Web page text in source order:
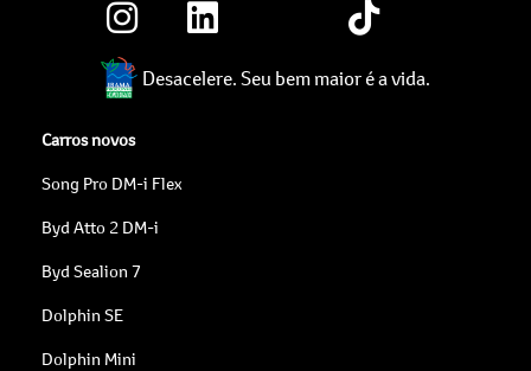
Desacelere. Seu bem maior é a vida.
Carros novos
Song Pro DM-i Flex
Byd Atto 2 DM-i
Byd Sealion 7
Dolphin SE
Dolphin Mini